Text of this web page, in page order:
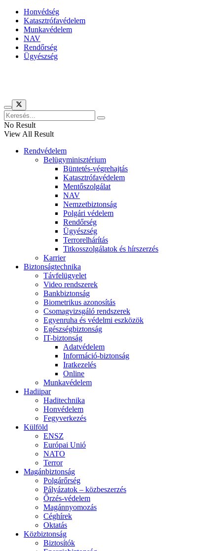
Honvédség
Katasztrófavédelem
Munkavédelem
NAV
Rendőrség
Ügyészség
No Result
View All Result
Rendvédelem
Belügyminisztérium
Büntetés-végrehajtás
Katasztrófavédelem
Mentőszolgálat
NAV
Nemzetbiztonság
Polgári védelem
Rendőrség
Ügyészség
Terrorelhárítás
Titkosszolgálatok és hírszerzés
Karrier
Biztonságtechnika
Távfelügyelet
Video rendszerek
Bankbiztonság
Biometrikus azonosítás
Csomagvizsgáló rendszerek
Egyenruha és védelmi eszközök
Egészségbiztonság
IT-biztonság
Adatvédelem
Információ-biztonság
Iratkezelés
Online
Munkavédelem
Hadiipar
Haditechnika
Honvédelem
Fegyverkezés
Külföld
ENSZ
Európai Unió
NATO
Terror
Magánbiztonság
Polgárőrség
Pályázatok – közbeszerzés
Őrzés-védelem
Magánnyomozás
Céghírek
Oktatás
Közbiztonság
Biztosítók